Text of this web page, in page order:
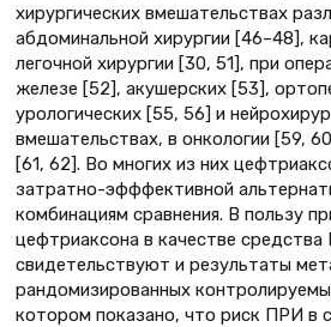
хирургических вмешательствах
абдоминальной хирургии [46–48],
легочной хирургии [30, 51], при
железе [52], акушерских [53],
урологических [55, 56] и
вмешательствах, в онкологии [59,
[61, 62]. Во многих из них
затратно-эфффективной
комбинациям сравнения. В пользу
цефтриаксона в качестве
свидетельствуют и результаты
рандомизированных
котором показано, что риск ПРИ в